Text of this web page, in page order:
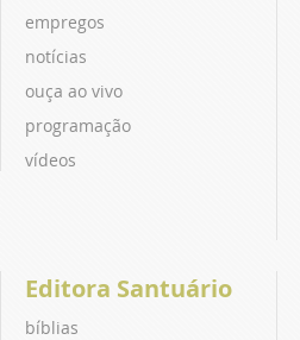
empregos
notícias
ouça ao vivo
programação
vídeos
Editora Santuário
bíblias